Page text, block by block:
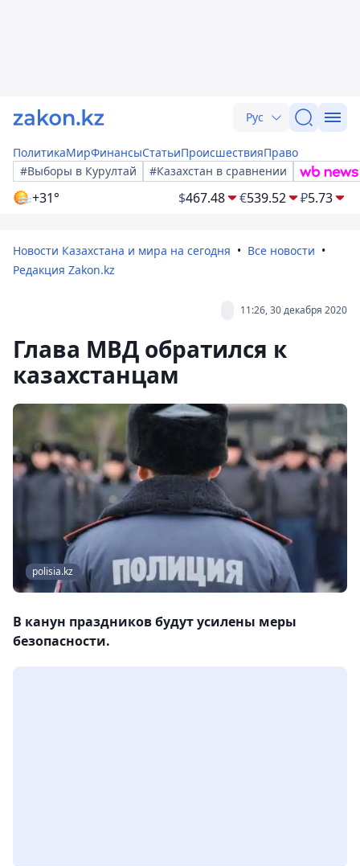
Рус
ПолитикаМирФинансыСтатьиПроисшествияПраво
#Выборы в Курултай
#Казахстан в сравнении
+31° $467.48 €539.52 ₽5.73
Новости Казахстана и мира на сегодня
Все новости
Редакция Zakon.kz
11:26, 30 декабря 2020
Глава МВД обратился к
казахстанцам
polisia.kz
В канун праздников будут усилены меры
безопасности.